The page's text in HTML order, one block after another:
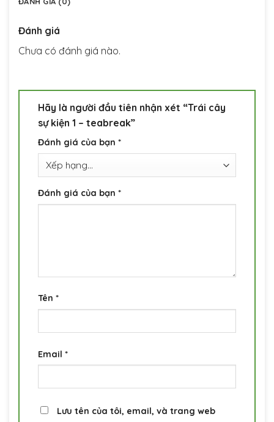
Đánh giá
Chưa có đánh giá nào.
Hãy là người đầu tiên nhận xét “Trái cây
sự kiện 1 – teabreak”
Đánh giá của bạn *
Đánh giá của bạn *
Tên *
Email *
Lưu tên của tôi, email, và trang web